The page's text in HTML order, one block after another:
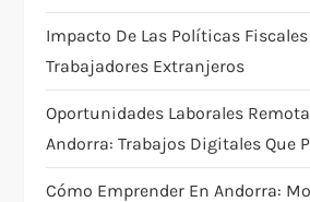
t
i
o
n
Impacto De Las Políticas
Trabajadores Extranjeros
Oportunidades Laborales
Andorra: Trabajos Digitales Que
Cómo Emprender En Andorra: